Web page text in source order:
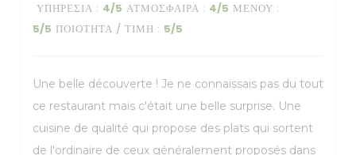
ΥΠΗΡΕΣΊΑ : 4/5 ΑΤΜΌΣΦΑΙΡΑ : 4/5 ΜΕΝΟΎ :
5/5 ΠΟΙΌΤΗΤΑ / ΤΙΜΉ : 5/5
Une belle découverte ! Je ne connaissais pas du tout
ce restaurant mais c'était une belle surprise. Une
cuisine de qualité qui propose des plats qui sortent
de l'ordinaire de ceux généralement proposés dans